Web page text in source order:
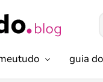
guia